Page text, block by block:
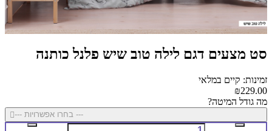
סט מצעים דגם לילה טוב שיש פלנל כותנה
זמינות: קיים במלאי
₪229.00
מה גודל המיטה?
--- בחרו אפשרויות ---